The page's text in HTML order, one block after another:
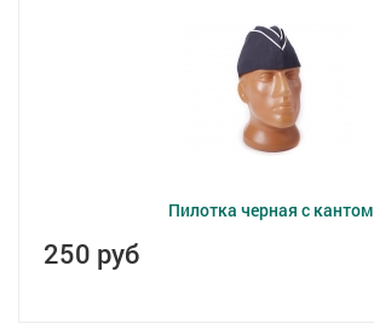
Пилотка черная с кантом
250 руб